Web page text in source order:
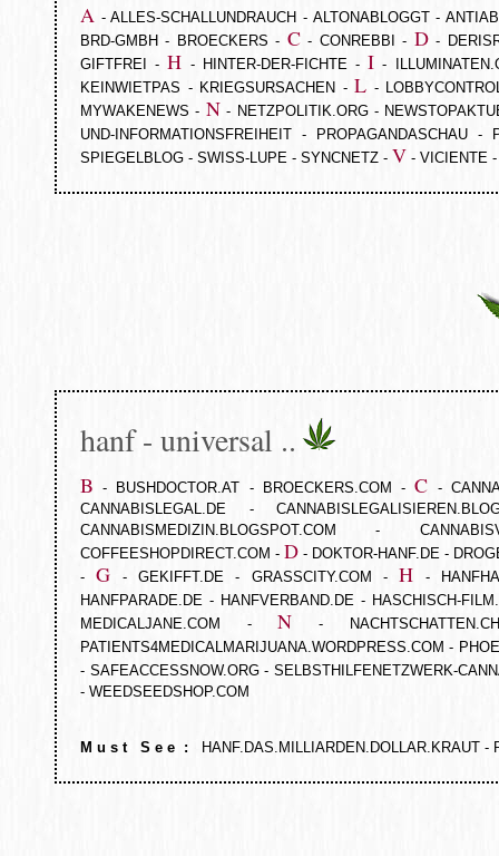
A -ALLES-SCHALLUNDRAUCH - ALTONABLOGGT-
BRD-GMBH - BROECKERS - C- CONREBBI - D-
GIFTFREI
-H - HINTER-DER-FICHTE-I -
KEINWIETPAS - KRIEGSURSACHEN -L -
MYWAKENEWS - N - NETZPOLITIK.ORG-
UND-INFORMATIONSFREIHEIT - PROPAGANDASCHAU-
SPIEGELBLOG - SWISS-LUPE - SYNCNETZ - V - VICIENTE
hanf - universal ..
B - BUSHDOCTOR.AT - BROECKERS.COM -C -
CANNABISLEGAL.DE -
CANNABISMEDIZIN.BLOGSPOT.COM
-
COFFEESHOPDIRECT.COM -D - DOKTOR-HANF.DE -
-G - GEKIFFT.DE- GRASSCITY.COM -H -
HANFPARADE.DE - HANFVERBAND.DE- HASCHISCH-
MEDICALJANE.COM
-N -
NACHTSCHATTEN.CH
PATIENTS4MEDICALMARIJUANA.WORDPRESS.COM -
- SAFEACCESSNOW.ORG- SELBSTHILFENETZWERK-
- WEEDSEEDSHOP.COM
M u s t S e e : HANF.DAS.MILLIARDEN.DOLLAR.KRAUT -